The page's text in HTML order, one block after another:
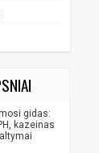
gidas:
kazeinas